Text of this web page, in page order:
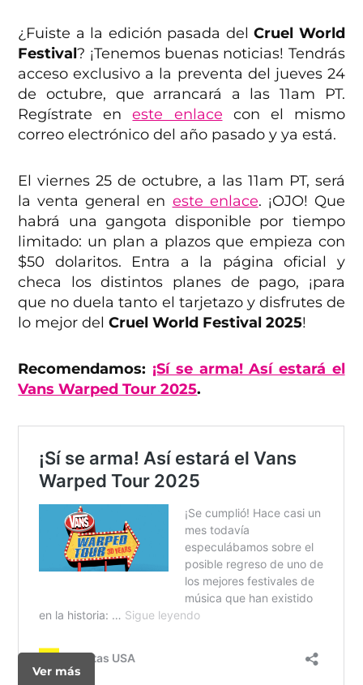
¿Fuiste a la edición pasada delCruel World
Festival? ¡Tenemos buenas noticias! Tendrás
acceso exclusivo a la preventa del jueves 24
de octubre, que arrancará a las 11am PT.
Regístrate eneste enlace con el mismo
correo electrónico del año pasado y ya está.
El viernes 25 de octubre, a las 11am PT, será
la venta general en este enlace. ¡OJO! Que
habrá una gangota disponible por tiempo
limitado: un plan a plazos que empieza con
$50 dolaritos. Entra a la página oficial y
checa los distintos planes de pago, ¡para
que no duela tanto el tarjetazo y disfrutes de
lo mejor delCruel World Festival 2025!
Recomendamos: ¡Sí se arma! Así estará el
Vans Warped Tour 2025.
Ver más